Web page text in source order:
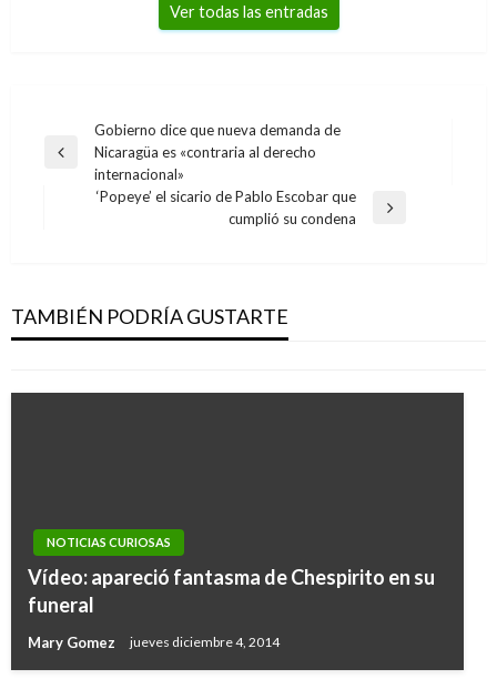
Ver todas las entradas
Navegación
de
entradas
Entrada
anterior
Gobierno dice que nueva demanda de
Nicaragüa es «contraria al derecho
internacional»
‘Popeye’ el sicario de Pablo Escobar que
cumplió su condena
TAMBIÉN PODRÍA GUSTARTE
sesión de fotos
Iván Briceño viernes enero 17, 2020
NOTICIAS CURIOSAS
Vídeo: apareció fantasma de Chespirito en su
funeral
Mary Gomez jueves diciembre 4, 2014
Recién casados protagonizan foto viral cerca